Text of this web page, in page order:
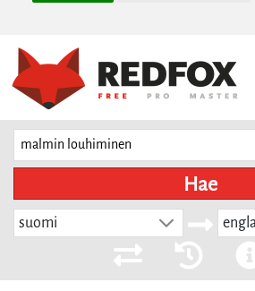
Hae
suomi